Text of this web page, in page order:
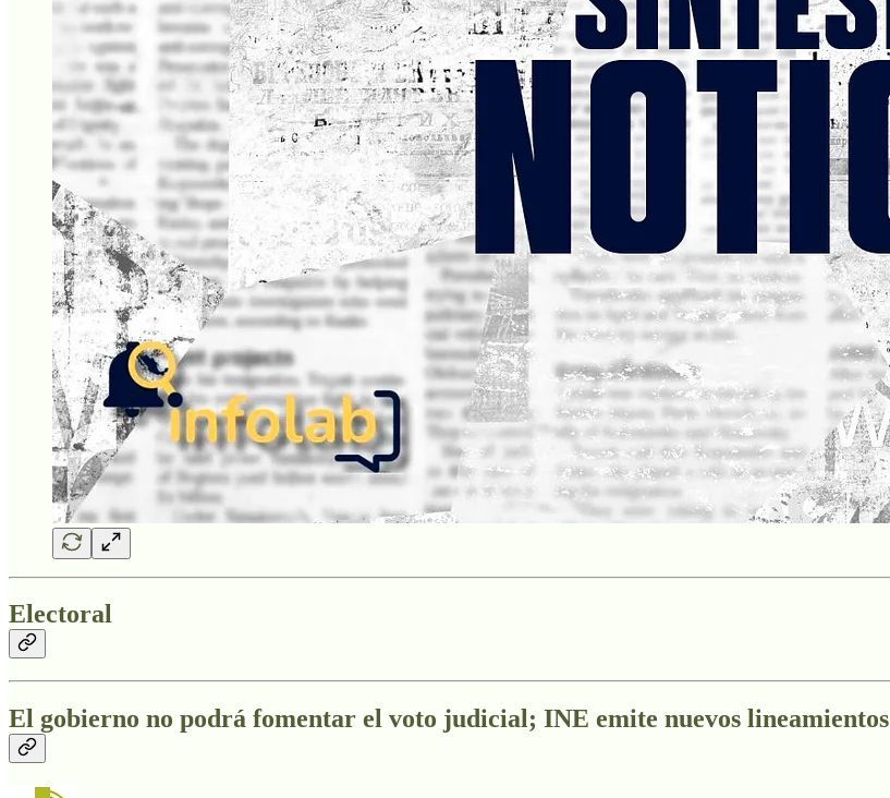
Electoral
El gobierno no podrá fomentar el voto judicial; INE emite nuevos lineamientos